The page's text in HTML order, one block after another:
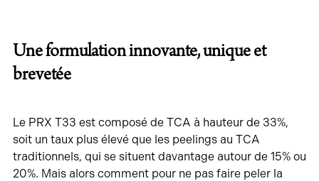
Une formulation innovante, unique et
brevetée
Le PRX T33 est composé de TCA à hauteur de 33%,
soit un taux plus élevé que les peelings au TCA
traditionnels, qui se situent davantage autour de 15% ou
20%. Mais alors comment pour ne pas faire peler la